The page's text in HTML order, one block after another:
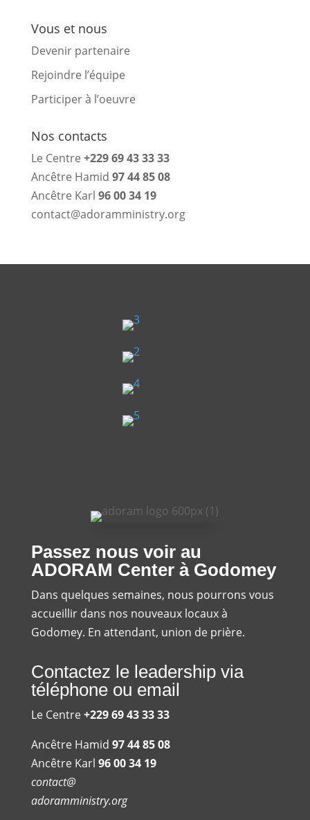
Vous et nous
Devenir partenaire
Rejoindre l’équipe
Participer à l’oeuvre
Nos contacts
Le Centre +229 69 43 33 33
Ancêtre Hamid 97 44 85 08
Ancêtre Karl 96 00 34 19
contact@adoramministry.org
Passez nous voir au
ADORAM Center à Godomey
Dans quelques semaines, nous pourrons vous
accueillir dans nos nouveaux locaux à
Godomey. En attendant, union de prière.
Contactez le leadership via
téléphone ou email
Le Centre+229 69 43 33 33
Ancêtre Hamid 97 44 85 08
Ancêtre Karl 96 00 34 19
contact@
adoramministry.org